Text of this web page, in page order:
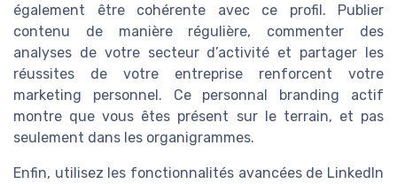
également être cohérente avec ce profil. Publier
contenu de manière régulière, commenter des
analyses de votre secteur d’activité et partager les
réussites de votre entreprise renforcent votre
marketing personnel. Ce personnal branding actif
montre que vous êtes présent sur le terrain, et pas
seulement dans les organigrammes.
Enfin, utilisez les fonctionnalités avancées de LinkedIn